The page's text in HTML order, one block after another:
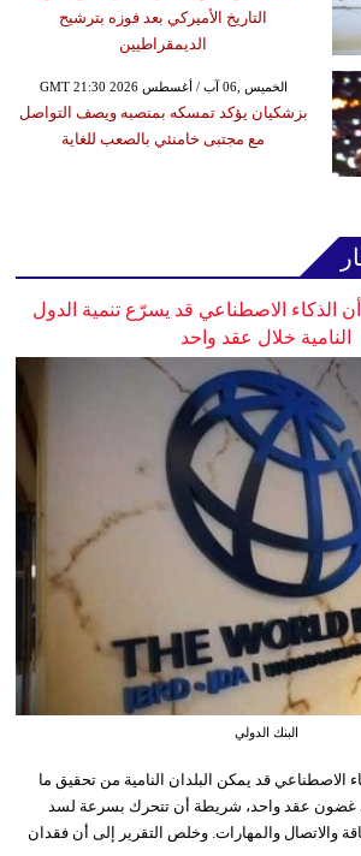
التاريخ الأميركي بعد فوزه بترشيح
الديمقراطيين
GMT 21:30 2026 الخميس ,06 آب / أغسطس
بزشكيان يؤكد تمسكه بمنصبه ويصف التواصل
مع مجتبى خامنئي بالصعب للغاية
أن الذكاء الاصطناعي قد يسرّع تنمية الدول
النامية خلال عقد واحد
البنك الدولي
الاصطناعي قد يمكن البلدان النامية من تحقيق ما
غضون عقد واحد، شريطة أن تتحرك بسرعة لسد
والاتصال والمهارات. وخلص التقرير إلى أن فقدان